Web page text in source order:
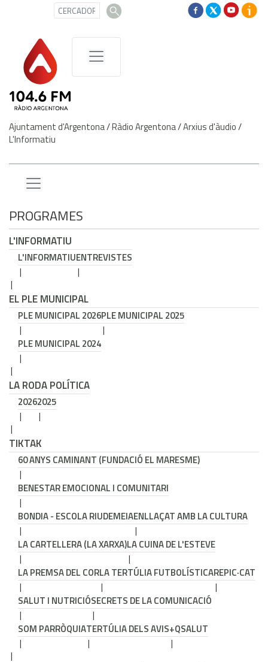
Ajuntament d'Argentona/Ràdio Argentona/Arxius d'àudio/
L'Informatiu
PROGRAMES
L'INFORMATIU
L'INFORMATIUENTREVISTES
EL PLE MUNICIPAL
PLE MUNICIPAL 2026PLE MUNICIPAL 2025
PLE MUNICIPAL 2024
LA RODA POLÍTICA
20262025
TIKTAK
60 ANYS CAMINANT (FUNDACIÓ EL MARESME)
BENESTAR EMOCIONAL I COMUNITARI
BONDIA - ESCOLA RIUDEMEIAENLLAÇAT AMB LA CULTURA
LA CARTELLERA (LA XARXA)LA CUINA DE L'ESTEVE
LA PREMSA DEL CORLA TERTÚLIA FUTBOLÍSTICAREPIC·CAT
SALUT I NUTRICIÓSECRETS DE LA COMUNICACIÓ
SOM PARRÒQUIATERTÚLIA DELS AVIS+QSALUT